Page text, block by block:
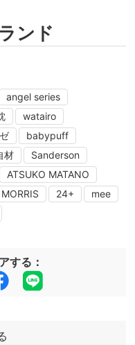
ンド
angel series
watairo
babypuff
材
Sanderson
ATSUKO MATANO
24+
mee
する：